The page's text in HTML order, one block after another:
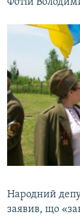
Фотій
Народний
заявив, що